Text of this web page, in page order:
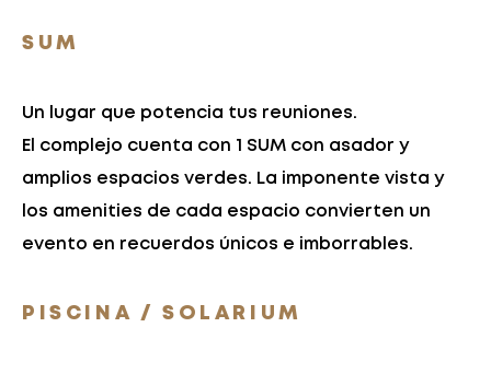
SUM
Un lugar que potencia tus reuniones.
El complejo cuenta con 1 SUM con asador y
amplios espacios verdes. La imponente vista y
los amenities de cada espacio convierten un
evento en recuerdos únicos e imborrables.
PISCINA / SOLARIUM